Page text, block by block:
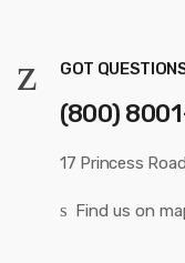
GOT
(800)
17 Princess
Find us on